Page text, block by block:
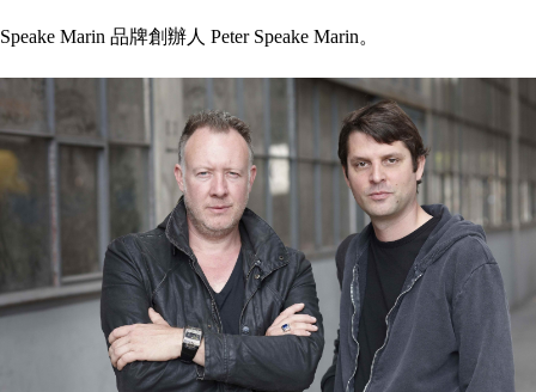
Speake Marin 品牌創辦人 Peter Speake Marin。